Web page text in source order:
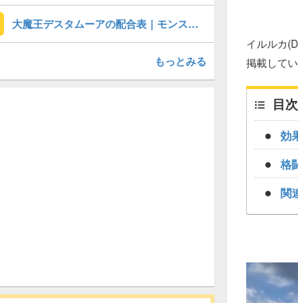
イルルカ
掲載して
目次
効
格
関
大魔王デスタムーアの配合表｜モンスター
もっとみる